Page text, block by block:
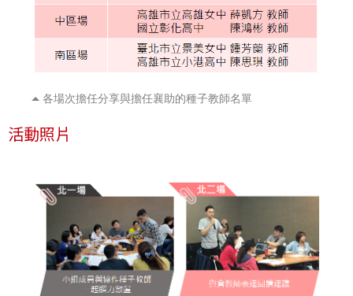
各場次擔任分享與擔任襄助的種子教師名單
活動照片